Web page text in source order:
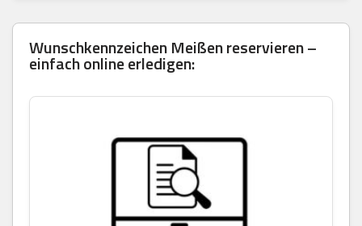
Wunschkennzeichen Meißen reservieren –
einfach online erledigen: